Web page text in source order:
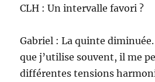
CLH : Un intervalle favori ?
Gabriel : La quinte
que j’utilise souvent, il me
différentes tensions